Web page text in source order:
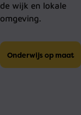
de wijk en lokale
omgeving.
Onderwijs op maat